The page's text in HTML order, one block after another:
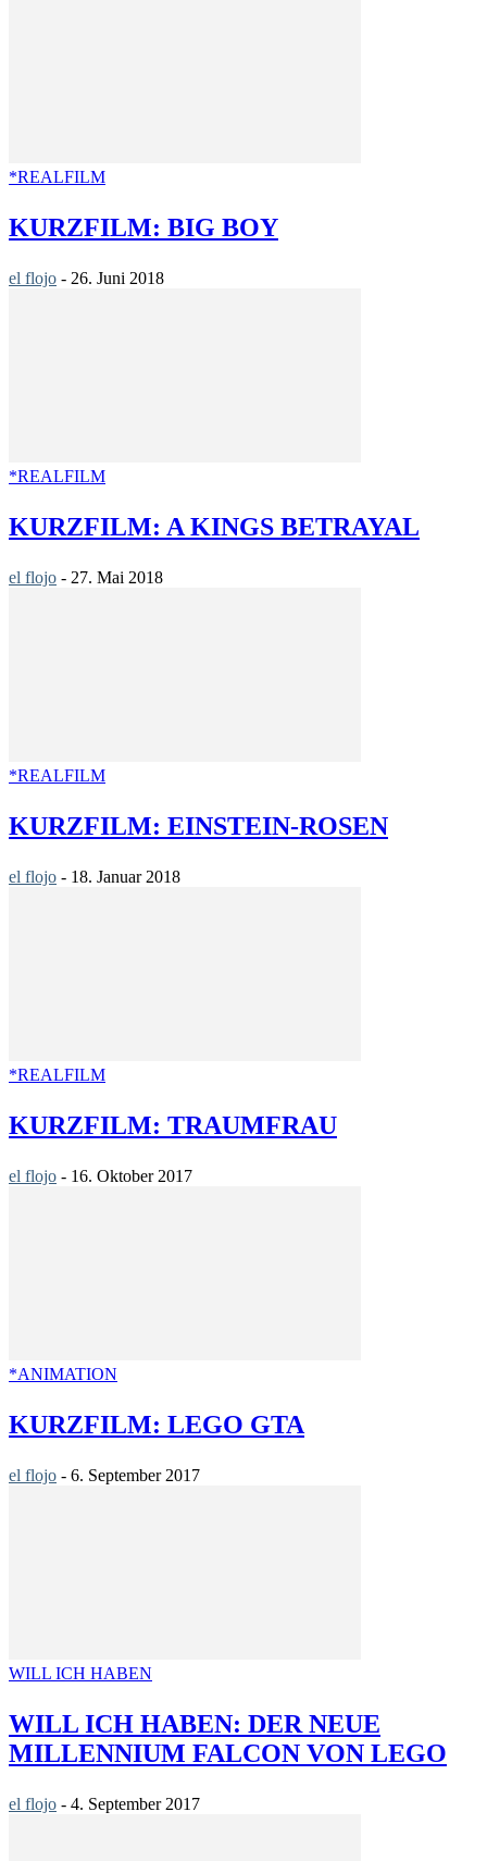
*REALFILM
KURZFILM: BIG BOY
el flojo - 26. Juni 2018
*REALFILM
KURZFILM: A KINGS BETRAYAL
el flojo - 27. Mai 2018
*REALFILM
KURZFILM: EINSTEIN-ROSEN
el flojo - 18. Januar 2018
*REALFILM
KURZFILM: TRAUMFRAU
el flojo - 16. Oktober 2017
*ANIMATION
KURZFILM: LEGO GTA
el flojo - 6. September 2017
WILL ICH HABEN
WILL ICH HABEN: DER NEUE
MILLENNIUM FALCON VON LEGO
el flojo - 4. September 2017